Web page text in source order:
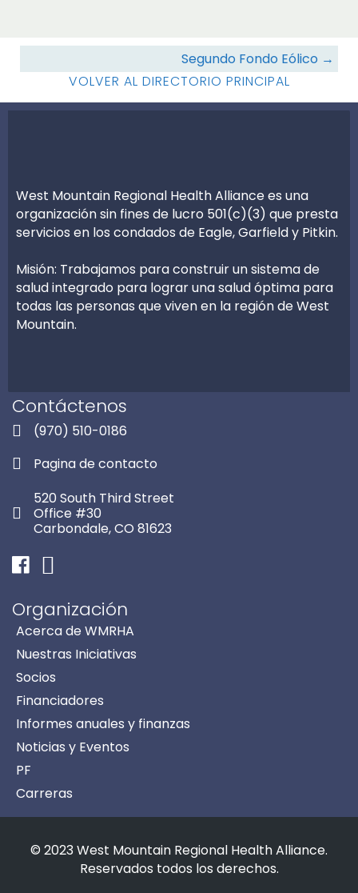
recursos
Segundo Fondo Eólico →
VOLVER AL DIRECTORIO PRINCIPAL
West Mountain Regional Health Alliance es una
organización sin fines de lucro 501(c)(3) que presta
servicios en los condados de Eagle, Garfield y Pitkin.
Misión: Trabajamos para construir un sistema de
salud integrado para lograr una salud óptima para
todas las personas que viven en la región de West
Mountain.
Contáctenos
(970) 510-0186
Pagina de contacto
520 South Third Street
Office #30
Carbondale, CO 81623
FacebookInstagram
Organización
Acerca de WMRHA
Nuestras Iniciativas
Socios
Financiadores
Informes anuales y finanzas
Noticias y Eventos
PF
Carreras
© 2023 West Mountain Regional Health Alliance.
Reservados todos los derechos.